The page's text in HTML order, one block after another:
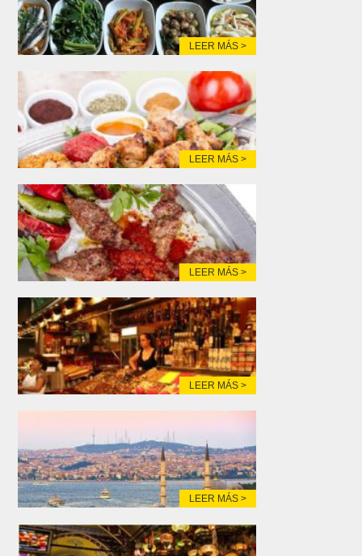
LEER MÁS >
LEER MÁS >
LEER MÁS >
LEER MÁS >
LEER MÁS >